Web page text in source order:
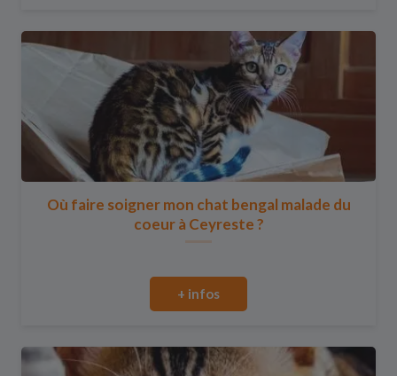
Où faire soigner mon chat bengal malade du
coeur à Ceyreste ?
+ infos